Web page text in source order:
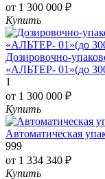
от 1 300 000 ₽
Купить
Дозировочно-
«АЛЬТЕР- 01»(до
1
от 1 300 000 ₽
Купить
Автоматическая
999
от 1 334 340 ₽
Купить